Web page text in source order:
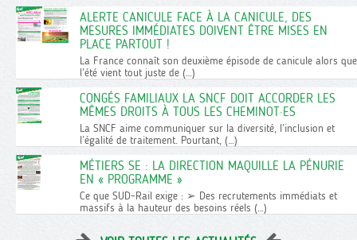
ALERTE CANICULE FACE À LA CANICULE, DES
MESURES IMMÉDIATES DOIVENT ÊTRE MISES EN
PLACE PARTOUT !
La France connaît son deuxième épisode de canicule alors que
l’été vient tout juste de (…)
CONGÉS FAMILIAUX LA SNCF DOIT ACCORDER LES
MÊMES DROITS À TOUS LES CHEMINOT·ES
La SNCF aime communiquer sur la diversité, l’inclusion et
l’égalité de traitement. Pourtant, (…)
MÉTIERS SE : LA DIRECTION MAQUILLE LA PÉNURIE
EN « PROGRAMME »
Ce que SUD-Rail exige : ➢ Des recrutements immédiats et
massifs à la hauteur des besoins réels (…)